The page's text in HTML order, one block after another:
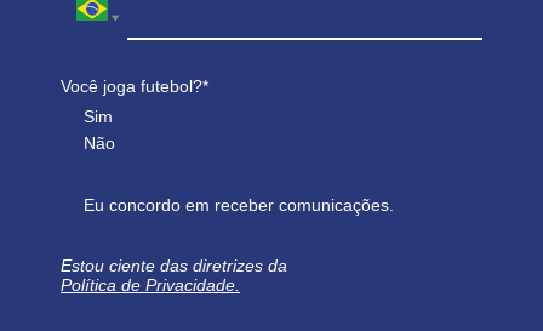
Você joga futebol?*
Sim
Não
Eu concordo em receber comunicações.
Estou ciente das diretrizes da
Política de Privacidade.